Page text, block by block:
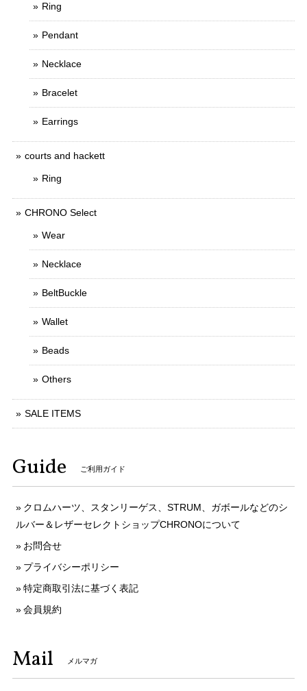
Ring
Pendant
Necklace
Bracelet
Earrings
courts and hackett
Ring
CHRONO Select
Wear
Necklace
BeltBuckle
Wallet
Beads
Others
SALE ITEMS
Guide ご利用ガイド
クロムハーツ、スタンリーゲス、STRUM、ガボールなどのシ
ルバー＆レザーセレクトショップCHRONOについて
お問合せ
プライバシーポリシー
特定商取引法に基づく表記
会員規約
Mail メルマガ